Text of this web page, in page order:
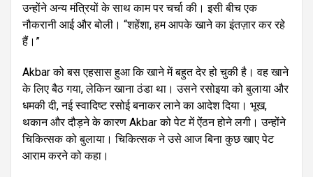
उन्होंने अन्य मंत्रियों के साथ काम पर चर्चा की। इसी बीच एक
नौकरानी आई और बोली। “शहेंशा, हम आपके खाने का इंतज़ार कर रहे
हैं।”
Akbar को बस एहसास हुआ कि खाने में बहुत देर हो चुकी है। वह खाने
के लिए बैठ गया, लेकिन खाना ठंडा था। उसने रसोइया को बुलाया और
धमकी दी, नई स्वादिष्ट रसोई बनाकर लाने का आदेश दिया। भूख,
थकान और दौड़ने के कारण Akbar को पेट में ऐंठन होने लगी। उन्होंने
चिकित्सक को बुलाया। चिकित्सक ने उसे आज बिना कुछ खाए पेट
आराम करने को कहा।